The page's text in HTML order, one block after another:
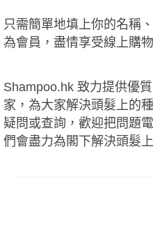
只需簡單地填上你的名稱
為會員，盡情享受線上購
Shampoo.hk 致力提供優
家，為大家解決頭髮上的
疑問或查詢，歡迎把問題
們會盡力為閣下解決頭髮